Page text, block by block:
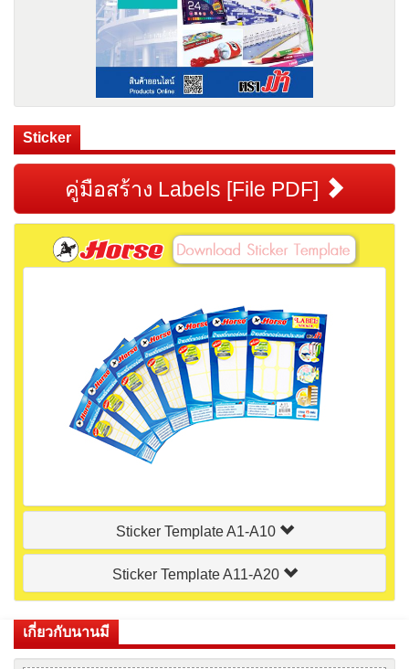
Sticker
คู่มือสร้าง Labels [File PDF]
Sticker Template A1-A10
Sticker Template A11-A20
เกี่ยวกับนานมี